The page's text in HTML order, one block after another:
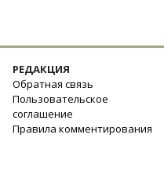
РЕДАКЦИЯ
Обратная связь
Пользовательское
соглашение
Правила комментирования